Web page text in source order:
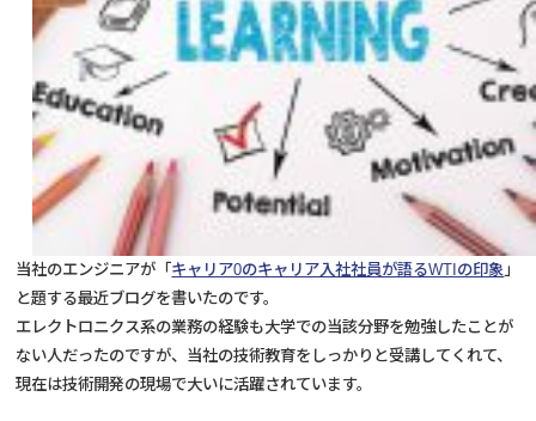
当社のエンジニアが「キャリア0のキャリア入社社員が語るWTIの印象 」
と題する最近ブログを書いたのです。
エレクトロニクス系の業務の経験も大学での当該分野を勉強したことが
ない人だったのですが、当社の技術教育をしっかりと受講してくれて、
現在は技術開発の現場で大いに活躍されています。